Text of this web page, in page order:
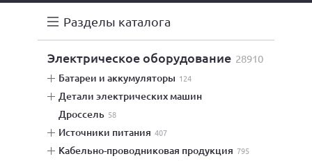
Разделы каталога
электрическое оборудование 28910
батареи и аккумуляторы 124
детали электрических машин
дроссель 58
источники питания 407
кабельно-проводниковая продукция 795